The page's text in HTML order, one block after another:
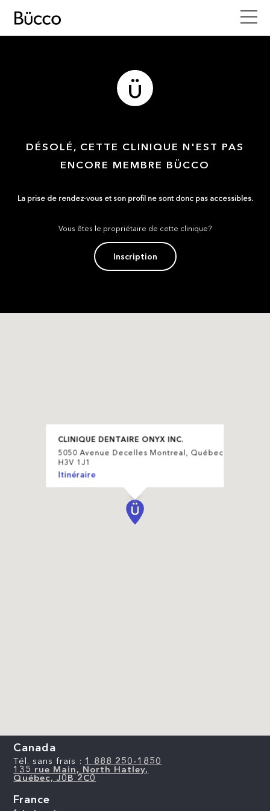
DÉSOLÉ, CETTE CLINIQUE N'EST PAS
ENCORE MEMBRE BÜCCO
La prise de rendez-vous et son profil ne sont donc pas accessibles.
Vous êtes le propriétaire de cette clinique?
Inscription
CLINIQUE DENTAIRE ONYX INC.
5050 Avenue Decelles Montreal, Québec
H3V 1J1
Itinéraire
Canada
Tél. sans frais : 1 888 250-1850
135 rue Main, North Hatley,
Québec, J0B 2C0
France